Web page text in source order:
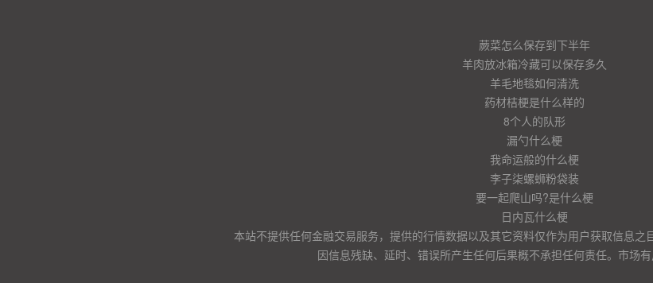
蕨菜怎么保存到下半年
羊肉放冰箱冷藏可以保存多久
羊毛地毯如何清洗
药材桔梗是什么样的
8个人的队形
漏勺什么梗
我命运般的什么梗
李子柒螺蛳粉袋装
要一起爬山吗?是什么梗
日内瓦什么梗
本站不提供任何金融交易服务，提供的行情数据以及其它资料仅作为用户获取信息之
因信息残缺、延时、错误所产生任何后果概不承担任何责任。市场有